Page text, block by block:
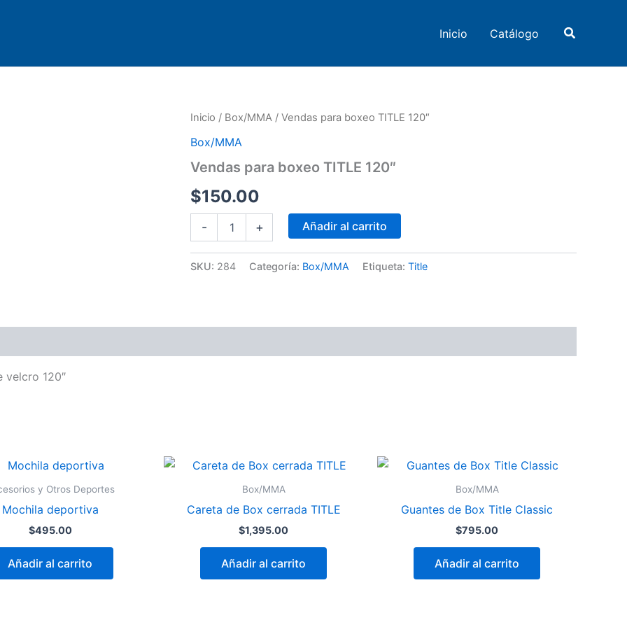
Inicio Catálogo Buscar
Inicio / Box/MMA / Vendas para boxeo TITLE 120″
Box/MMA
Vendas para boxeo TITLE 120″
$150.00
-
Vendas
boxeo
120"
+ Añadir al carrito
SKU: 284 Categoría: Box/MMA Etiqueta: Title
velcro 120″
y Otros Deportes
Mochila deportiva
$495.00
Añadir al carrito
Box/MMA
Careta de Box cerrada TITLE
$1,395.00
Añadir al carrito
Box/MMA
Guantes de Box Title Classic
$795.00
Añadir al carrito